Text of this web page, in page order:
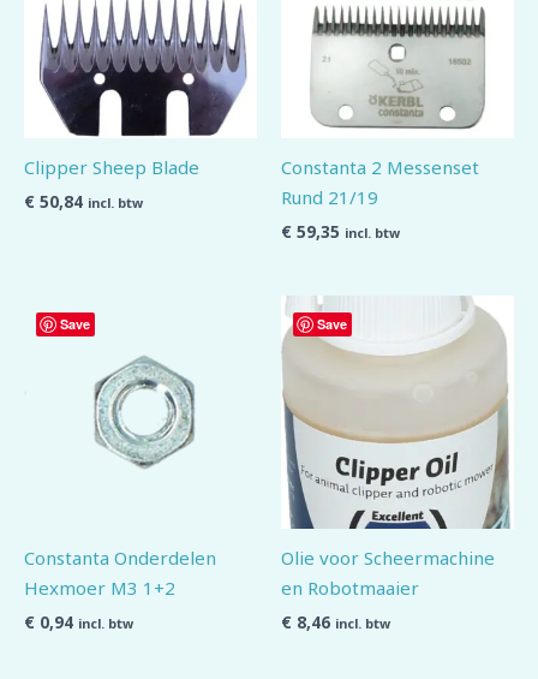
Clipper Sheep Blade
€ 50,84 incl. btw
Constanta 2 Messenset
Rund 21/19
€ 59,35 incl. btw
Save
Constanta Onderdelen
Hexmoer M3 1+2
€ 0,94 incl. btw
Save
Olie voor Scheermachine
en Robotmaaier
€ 8,46 incl. btw